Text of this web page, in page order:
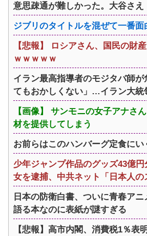
意思疎通が難しかった。大谷さ
ジブリのタイトルを混ぜて一番
【悲報】 ロシアさん、国民の財
ｗｗｗｗｗ
イラン最高指導者のモジタバ師が
てもおかしくない」…イラン大統
【画像】 サンモニの女子アナさ
材を提供してしまう
お前らはこのハンバーグ定食に
少年ジャンプ作品のグッズ43億
女を逮捕、中共ネット「日本人の
日本の防衛白書、ついに青春ア
語る本なのに表紙が謎すぎる
【悲報】高市内閣、消費税1％表